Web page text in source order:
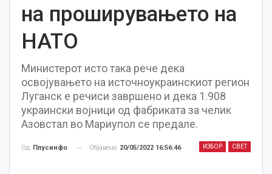
на проширувањето на
НАТО
Министерот исто така рече дека
освојувањето на источноукраинскиот регион
Луганск е речиси завршено и дека 1.908
украински војници од фабриката за челик
Азовстал во Мариупол се предале.
ИЗБОР СВЕТ
Од Плусинфо Објавено 20/05/2022 16:56:46